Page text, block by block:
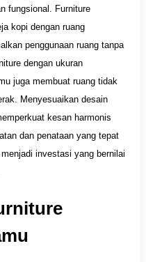
fungsional. Furniture
kopi dengan ruang
penggunaan ruang tanpa
dengan ukuran
juga membuat ruang tidak
Menyesuaikan desain
kesan harmonis
dan penataan yang tepat
investasi yang bernilai